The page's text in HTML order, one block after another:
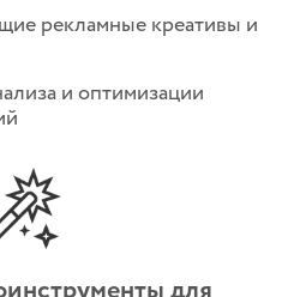
рекламные креативы и
и оптимизации